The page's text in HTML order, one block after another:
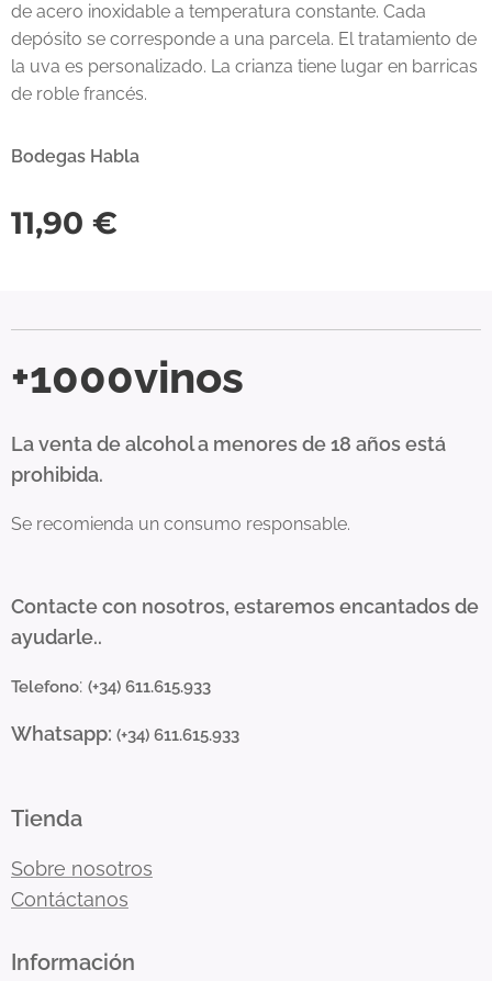
de acero inoxidable a temperatura constante. Cada
depósito se corresponde a una parcela. El tratamiento de
la uva es personalizado. La crianza tiene lugar en barricas
de roble francés.
Bodegas Habla
11,90 €
+1000vinos
La venta de alcohol a menores de 18 años está
prohibida.
Se recomienda un consumo responsable.
Contacte con nosotros, estaremos encantados de
ayudarle..
Telefono: (+34) 611.615.933
Whatsapp: (+34) 611.615.933
Tienda
Sobre nosotros
Contáctanos
Información